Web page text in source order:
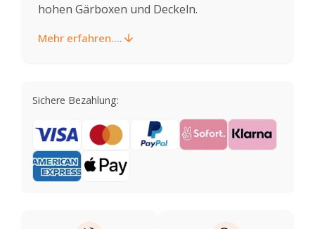
hohen Gärboxen und Deckeln.
Mehr erfahren....
Sichere Bezahlung: